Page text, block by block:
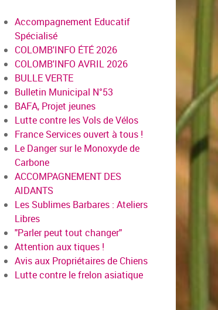
Accompagnement Educatif
Spécialisé
COLOMB'INFO ÉTÉ 2026
COLOMB'INFO AVRIL 2026
BULLE VERTE
Bulletin Municipal N°53
BAFA, Projet jeunes
Lutte contre les Vols de Vélos
France Services ouvert à tous !
Le Danger sur le Monoxyde de
Carbone
ACCOMPAGNEMENT DES
AIDANTS
Les Sublimes Barbares : Ateliers
Libres
"Parler peut tout changer"
Attention aux tiques !
Avis aux Propriétaires de Chiens
Lutte contre le frelon asiatique